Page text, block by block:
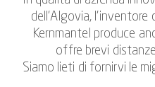
dell’Algovia,
Kernmantel produce
offre brevi
Siamo lieti di fornirvi le